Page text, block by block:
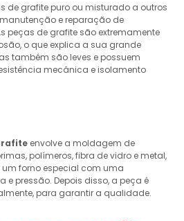
de grafite puro ou misturado a outros
e reparação de
peças de grafite são extremamente
o que explica a sua grande
também são leves e possuem
mecânica e isolamento
envolve a moldagem de
polímeros, fibra de vidro e metal,
forno especial com uma
pressão. Depois disso, a peça é
para garantir a qualidade.